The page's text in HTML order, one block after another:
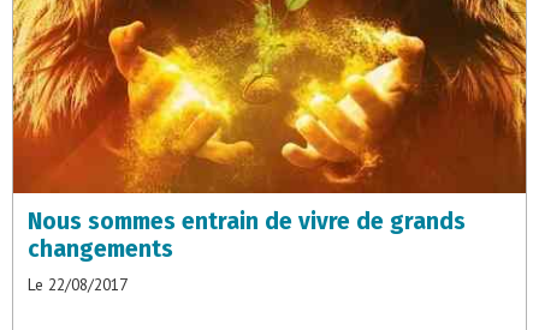
Nous sommes entrain de vivre de grands
changements
Le 22/08/2017